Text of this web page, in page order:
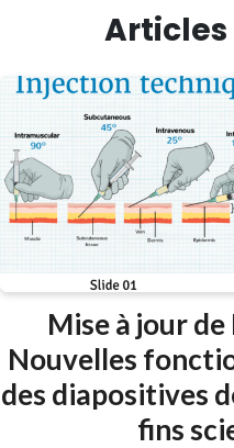
Articles
Mise à jour
Nouvelles
des diapositives
fins